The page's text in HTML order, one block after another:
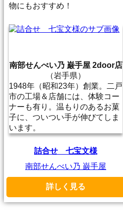
物にもおすすめ！
南部せんべい乃 巌手屋 2door店
（岩手県）
1948年（昭和23年）創業。二戸
市の工場＆店舗には、体験コー
ナーも有り。温もりのあるお菓
子に、ついつい手が伸びてしま
います。
詰合せ 七宝文様
南部せんべい乃 巌手屋
詳しく見る